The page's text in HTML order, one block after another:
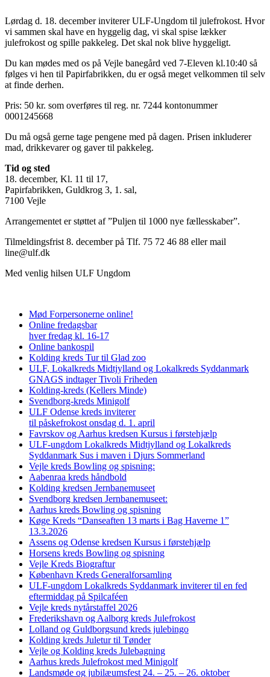
Lørdag d. 18. december inviterer ULF-Ungdom til julefrokost. Hvor
vi sammen skal have en hyggelig dag, vi skal spise lækker
julefrokost og spille pakkeleg. Det skal nok blive hyggeligt.
Du kan mødes med os på Vejle banegård ved 7-Eleven kl.10:40 så
følges vi hen til Papirfabrikken, du er også meget velkommen til selv
at finde derhen.
Pris: 50 kr. som overføres til reg. nr. 7244 kontonummer
0001245668
Du må også gerne tage pengene med på dagen. Prisen inkluderer
mad, drikkevarer og gaver til pakkeleg.
Tid og sted
18. december, Kl. 11 til 17,
Papirfabrikken, Guldkrog 3, 1. sal,
7100 Vejle
Arrangementet er støttet af ”Puljen til 1000 nye fællesskaber”.
Tilmeldingsfrist 8. december på Tlf. 75 72 46 88 eller mail
line@ulf.dk
Med venlig hilsen ULF Ungdom
Mød Forpersonerne online!
Online fredagsbar
hver fredag kl. 16-17
Online bankospil
Kolding kreds Tur til Glad zoo
ULF, Lokalkreds Midtjylland og Lokalkreds Syddanmark
GNAGS indtager Tivoli Friheden
Kolding-kreds (Kellers Minde)
Svendborg-kreds Minigolf
ULF Odense kreds inviterer
til påskefrokost onsdag d. 1. april
Favrskov og Aarhus kredsen Kursus i førstehjælp
ULF-ungdom Lokalkreds Midtjylland og Lokalkreds
Syddanmark Sus i maven i Djurs Sommerland
Vejle kreds Bowling og spisning:
Aabenraa kreds håndbold
Kolding kredsen Jernbanemuseet
Svendborg kredsen Jernbanemuseet:
Aarhus kreds Bowling og spisning
Køge Kreds “Danseaften 13 marts i Bag Haverne 1”
13.3.2026
Assens og Odense kredsen Kursus i førstehjælp
Horsens kreds Bowling og spisning
Vejle Kreds Biograftur
København Kreds Generalforsamling
ULF-ungdom Lokalkreds Syddanmark inviterer til en fed
eftermiddag på Spilcaféen
Vejle kreds nytårstaffel 2026
Frederikshavn og Aalborg kreds Julefrokost
Lolland og Guldborgsund kreds julebingo
Kolding kreds Juletur til Tønder
Vejle og Kolding kreds Julebagning
Aarhus kreds Julefrokost med Minigolf
Landsmøde og jubilæumsfest 24. – 25. – 26. oktober